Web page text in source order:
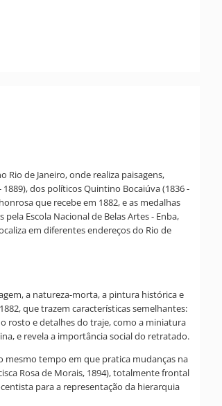
de Janeiro, onde realiza paisagens,
dos políticos Quintino Bocaiúva (1836 -
que recebe em 1882, e as medalhas
Escola Nacional de Belas Artes - Enba,
em diferentes endereços do Rio de
a natureza-morta, a pintura histórica e
que trazem características semelhantes:
rosto e detalhes do traje, como a miniatura
e revela a importância social do retratado.
mesmo tempo em que pratica mudanças na
Rosa de Morais, 1894), totalmente frontal
para a representação da hierarquia